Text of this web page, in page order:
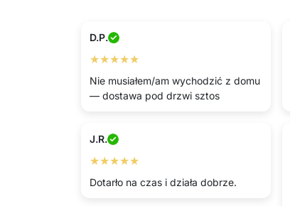
D.P.
★★★★★
Nie musiałem/am wychodzić z domu
— dostawa pod drzwi sztos
J.R.
★★★★★
Dotarło na czas i działa dobrze.